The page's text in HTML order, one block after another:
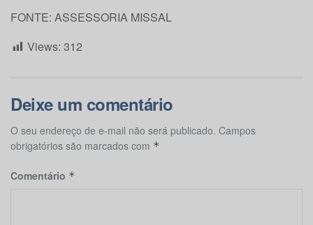
FONTE: ASSESSORIA MISSAL
Views: 312
Deixe um comentário
O seu endereço de e-mail não será publicado. Campos
obrigatórios são marcados com *
Comentário *